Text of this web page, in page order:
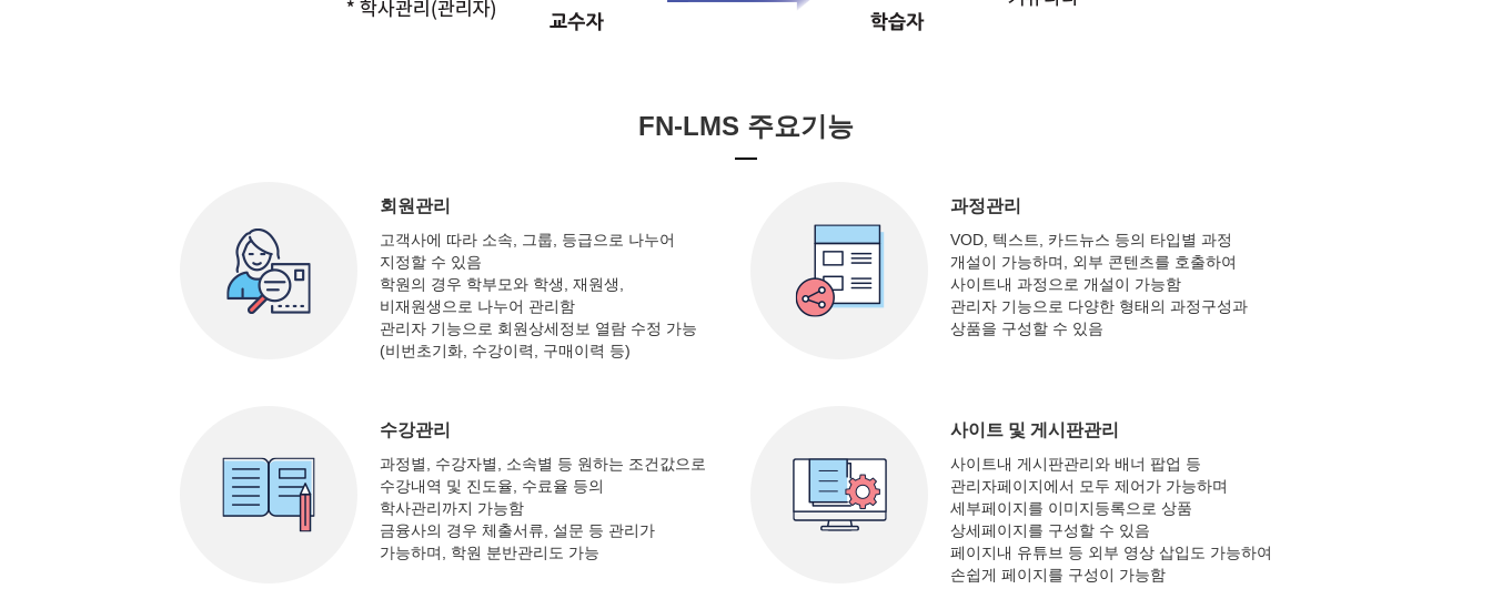
FN-LMS 주요기능
회원관리
고객사에 따라 소속, 그룹, 등급으로 나누어
지정할 수 있음
학원의 경우 학부모와 학생, 재원생,
비재원생으로 나누어 관리함
관리자 기능으로 회원상세정보 열람 수정 가능
(비번초기화, 수강이력, 구매이력 등)
과정관리
VOD, 텍스트, 카드뉴스 등의 타입별 과정
개설이 가능하며, 외부 콘텐츠를 호출하여
사이트내 과정으로 개설이 가능함
관리자 기능으로 다양한 형태의 과정구성과
상품을 구성할 수 있음
수강관리
과정별, 수강자별, 소속별 등 원하는 조건값으로
수강내역 및 진도율, 수료율 등의
학사관리까지 가능함
금융사의 경우 체출서류, 설문 등 관리가
가능하며, 학원 분반관리도 가능
사이트 및 게시판관리
사이트내 게시판관리와 배너 팝업 등
관리자페이지에서 모두 제어가 가능하며
세부페이지를 이미지등록으로 상품
상세페이지를 구성할 수 있음
페이지내 유튜브 등 외부 영상 삽입도 가능하여
손쉽게 페이지를 구성이 가능함